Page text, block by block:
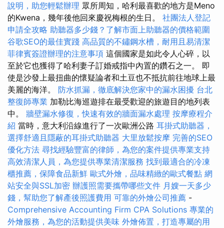
說明，助您輕鬆辦理 眾所周知，哈利最喜歡的地方是Meno
的Kwena，幾年後他回來慶祝梅根的生日。 社團法人登記
申請全攻略 助聽器多少錢？了解市面上助聽器的價格範圍
谷歌SEO的最佳實踐 高品質的不鏽鋼水槽，耐用且易清潔
菲律賓簽證辦理的注意事項 這個國家是如此令人心碎，以
至於它也獲得了哈利妻子訂婚戒指中內置的鑽石之一。 即
使是沙發上最扭曲的懷疑論者和土豆也不抵抗前往地球上最
美麗的海洋。 防水抓漏，徹底解決您家中的漏水困擾 台北
整復師專業 加勒比海巡遊排在最受歡迎的旅遊目的地列表
中。 牆壁漏水修復，快速有效的牆面漏水處理 按摩療程介
紹 當時，意大利沿線進行了一次歐洲公路 耳掛式助聽器，
選擇舒適且隱蔽的耳掛式助聽器 大里放鬆按摩 完善的SEO
優化方法 尋找經驗豐富的律師，為您的案件提供專業支持
高效清潔人員，為您提供專業清潔服務 找到最適合的冷凍
櫃推薦，保障食品新鮮 歐式外燴，品味精緻的歐式餐點 網
站安全與SSL加密 辦護照需要攜帶哪些文件 月嫂一天多少
錢，幫助您了解產後照護費用 可靠的外燴公司推薦 -
Comprehensive Accounting Firm CPA Solutions 專業的
外燴服務，為您的活動提供美味 外燴佈置，打造專屬的用